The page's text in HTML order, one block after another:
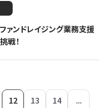
ァンドレイジング業務支援
戦！
12 13 14
...